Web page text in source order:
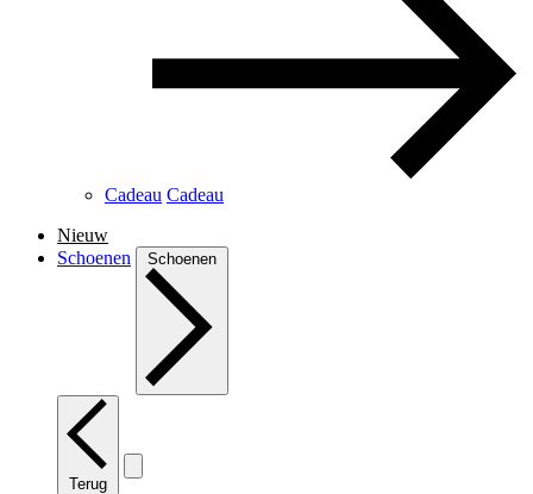
Cadeau Cadeau
Nieuw
Schoenen
Schoenen
Terug